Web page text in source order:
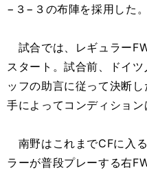
−３−３の布陣を採用した。
試合では、レギュラー
スタート。試合前、ドイ
ッフの助言に従って決断
手によってコンディション
南野はこれまでCFに入
ラーが普段プレーする右